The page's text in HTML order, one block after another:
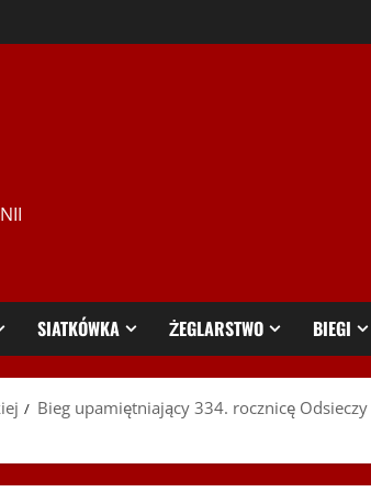
SIATKÓWKA ŻEGLARSTWO BIEGI
Bieg upamiętniający 334. rocznicę